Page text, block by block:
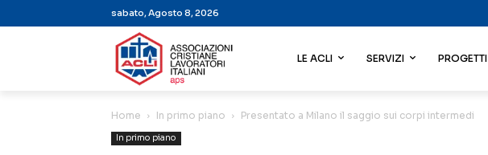
sabato, Agosto 8, 2026
LE ACLI SERVIZI PROGETTI
Home In primo piano Presentato a Milano il saggio sui corpi intermedi
In primo piano